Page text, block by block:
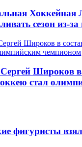
Хоккейная
сезон из-
Широков в
стал
фигуристы